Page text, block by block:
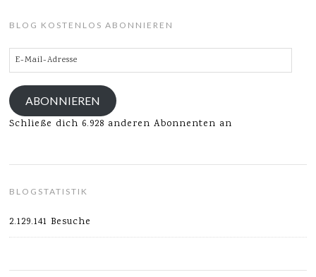
BLOG KOSTENLOS ABONNIEREN
E-
Mail-
Adresse
ABONNIEREN
Schließe dich 6.928 anderen Abonnenten an
BLOGSTATISTIK
2.129.141 Besuche